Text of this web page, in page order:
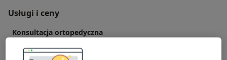
Usługi i ceny
Konsultacja ortopedyczna
Od 250 zł Szczegóły